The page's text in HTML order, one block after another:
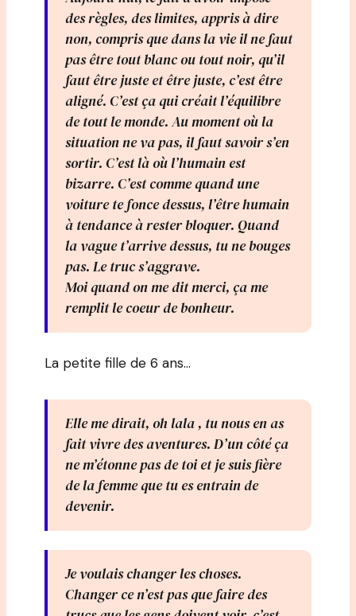
des règles, des limites, appris à dire
non, compris que dans la vie il ne faut
pas être tout blanc ou tout noir, qu’il
faut être juste et être juste, c’est être
aligné. C’est ça qui créait l’équilibre
de tout le monde. Au moment où la
situation ne va pas, il faut savoir s’en
sortir. C’est là où l’humain est
bizarre. C’est comme quand une
voiture te fonce dessus, l’être humain
à tendance à rester bloquer. Quand
la vague t’arrive dessus, tu ne bouges
pas. Le truc s’aggrave.
Moi quand on me dit merci, ça me
remplit le coeur de bonheur.
La petite fille de 6 ans…
Elle me dirait, oh lala , tu nous en as
fait vivre des aventures. D’un côté ça
ne m’étonne pas de toi et je suis fière
de la femme que tu es entrain de
devenir.
Je voulais changer les choses.
Changer ce n’est pas que faire des